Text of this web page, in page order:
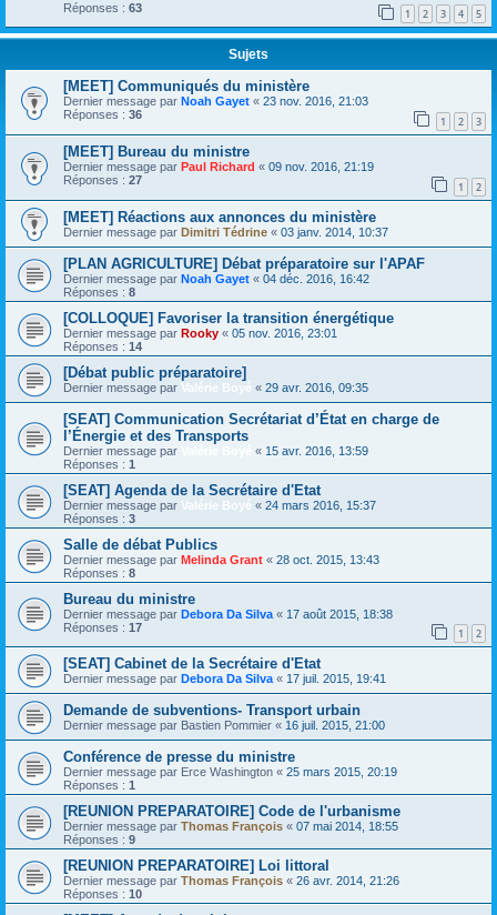
Réponses : 63 1 2 3 4 5
Sujets
[MEET] Communiqués du ministère
Dernier message par Noah Gayet « 23 nov. 2016, 21:03
Réponses : 36 1 2 3
[MEET] Bureau du ministre
Dernier message par Paul Richard « 09 nov. 2016, 21:19
Réponses : 27 1 2
[MEET] Réactions aux annonces du ministère
Dernier message par Dimitri Tédrine « 03 janv. 2014, 10:37
[PLAN AGRICULTURE] Débat préparatoire sur l'APAF
Dernier message par Noah Gayet « 04 déc. 2016, 16:42
Réponses : 8
[COLLOQUE] Favoriser la transition énergétique
Dernier message par Rooky « 05 nov. 2016, 23:01
Réponses : 14
[Débat public préparatoire]
Dernier message par Valérie Boyé « 29 avr. 2016, 09:35
[SEAT] Communication Secrétariat d’État en charge de
l’Énergie et des Transports
Dernier message par « 15 avr. 2016, 13:59
Réponses : 1
[SEAT] Agenda de la Secrétaire d'Etat
Dernier message par Valérie Boyé « 24 mars 2016, 15:37
Réponses : 3
Salle de débat Publics
Dernier message par Melinda Grant « 28 oct. 2015, 13:43
Réponses : 8
Bureau du ministre
Dernier message par Debora Da Silva « 17 août 2015, 18:38
Réponses : 17 1 2
[SEAT] Cabinet de la Secrétaire d'Etat
Dernier message par Debora Da Silva « 17 juil. 2015, 19:41
Demande de subventions- Transport urbain
Dernier message par Bastien Pommier « 16 juil. 2015, 21:00
Conférence de presse du ministre
Dernier message par Erce Washington « 25 mars 2015, 20:19
Réponses : 1
[REUNION PREPARATOIRE] Code de l'urbanisme
Dernier message par Thomas François « 07 mai 2014, 18:55
Réponses : 9
[REUNION PREPARATOIRE] Loi littoral
Dernier message par Thomas François « 26 avr. 2014, 21:26
Réponses : 10